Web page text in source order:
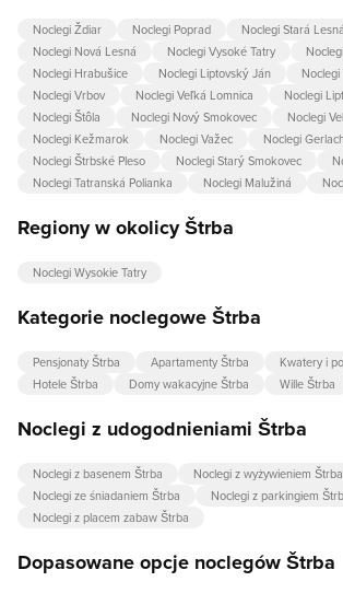
Noclegi Ždiar Noclegi Poprad
Noclegi Stará Lesná
Noclegi Nová Lesná
Noclegi Vysoké Tatry
Noclegi Hrabušice
Noclegi Liptovský Ján
Noclegi Vrbov
Noclegi Veľká Lomnica
Noclegi
Noclegi Štôla
Noclegi Nový Smokovec
Noclegi
Noclegi Kežmarok
Noclegi Važec
Noclegi
Noclegi Štrbské Pleso
Noclegi Starý Smokovec
Noclegi Tatranská Polianka
Noclegi Malužiná
Regiony w okolicy Štrba
Noclegi Wysokie Tatry
Kategorie noclegowe Štrba
Pensjonaty Štrba Apartamenty Štrba
Kwatery i
Hotele Štrba
Domy wakacyjne Štrba Wille Štrba
Noclegi z udogodnieniami Štrba
Noclegi z basenem Štrba
Noclegi z wyżywieniem Štrba
Noclegi ze śniadaniem Štrba
Noclegi z parkingiem
Noclegi z placem zabaw Štrba
Dopasowane opcje noclegów Štrba